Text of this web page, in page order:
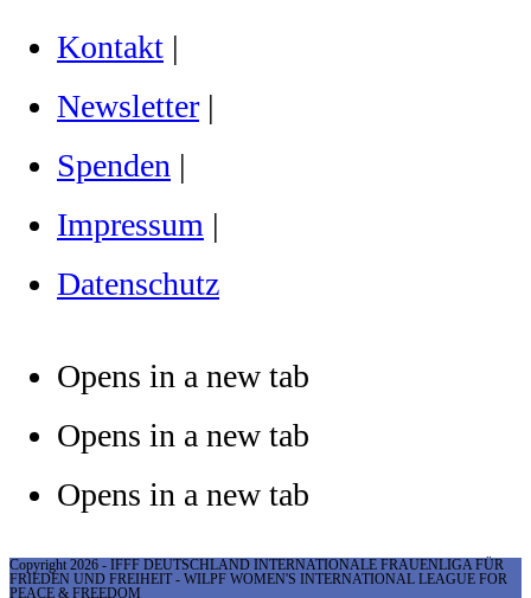
Kontakt |
Newsletter |
Spenden |
Impressum |
Datenschutz
Opens in a new tab
Opens in a new tab
Opens in a new tab
Copyright 2026 - IFFF DEUTSCHLAND INTERNATIONALE FRAUENLIGA FÜR
FRIEDEN UND FREIHEIT - WILPF WOMEN'S INTERNATIONAL LEAGUE FOR
PEACE & FREEDOM